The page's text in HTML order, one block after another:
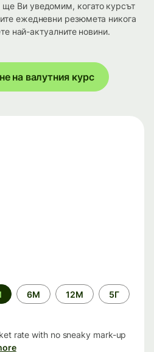
Ви уведомим, когато курсът
ежедневни резюмета никога
най-актуалните новини.
на валутния курс
6М 12М 5Г
rate with no sneaky mark-up